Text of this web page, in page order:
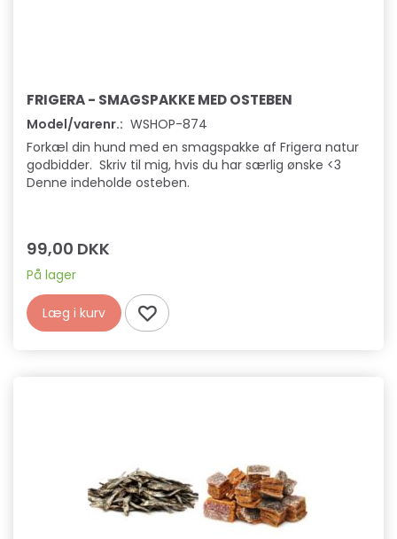
FRIGERA - SMAGSPAKKE MED OSTEBEN
Model/varenr.: WSHOP-874
Forkæl din hund med en smagspakke af Frigera natur
godbidder. Skriv til mig, hvis du har særlig ønske <3
Denne indeholde osteben.
99,00 DKK
På lager
Læg i kurv